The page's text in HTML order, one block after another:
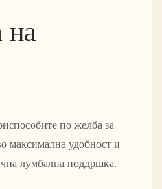
на
по желба за
максимална удобност и
лумбална поддршка.